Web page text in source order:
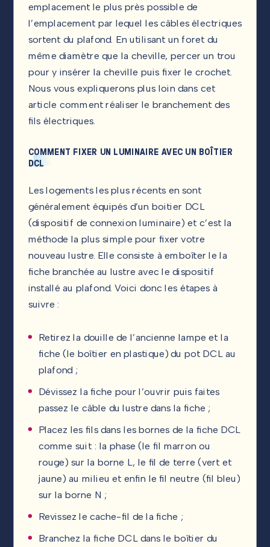
emplacement le plus près possible de
l’emplacement par lequel les câbles électriques
sortent du plafond. En utilisant un foret du
même diamètre que la cheville, percer un trou
pour y insérer la cheville puis fixer le crochet.
Nous vous expliquerons plus loin dans cet
article comment réaliser le branchement des
fils électriques.
COMMENT FIXER UN LUMINAIRE AVEC UN BOÎTIER
DCL
Les logements les plus récents en sont
généralement équipés d’un boitier DCL
(dispositif de connexion luminaire) et c’est la
méthode la plus simple pour fixer votre
nouveau lustre. Elle consiste à emboîter le la
fiche branchée au lustre avec le dispositif
installé au plafond. Voici donc les étapes à
suivre :
Retirez la douille de l’ancienne lampe et la
fiche (le boîtier en plastique) du pot DCL au
plafond ;
Dévissez la fiche pour l’ouvrir puis faites
passez le câble du lustre dans la fiche ;
Placez les fils dans les bornes de la fiche DCL
comme suit : la phase (le fil marron ou
rouge) sur la borne L, le fil de terre (vert et
jaune) au milieu et enfin le fil neutre (fil bleu)
sur la borne N ;
Revissez le cache-fil de la fiche ;
Branchez la fiche DCL dans le boîtier du